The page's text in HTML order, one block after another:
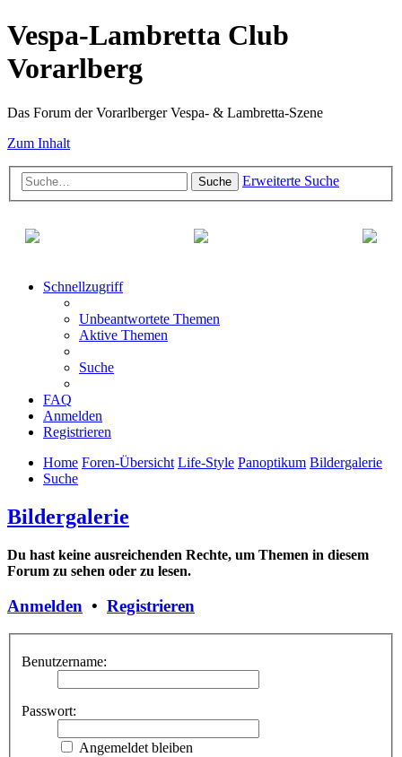
Vespa-Lambretta Club
Vorarlberg
Das Forum der Vorarlberger Vespa- & Lambretta-Szene
Zum Inhalt
Suche Erweiterte Suche
Schnellzugriff
Unbeantwortete Themen
Aktive Themen
Suche
FAQ
Anmelden
Registrieren
Home Foren-Übersicht Life-Style Panoptikum Bildergalerie
Suche
Bildergalerie
Du hast keine ausreichenden Rechte, um Themen in diesem
Forum zu sehen oder zu lesen.
Anmelden • Registrieren
Benutzername:
Passwort:
Angemeldet bleiben